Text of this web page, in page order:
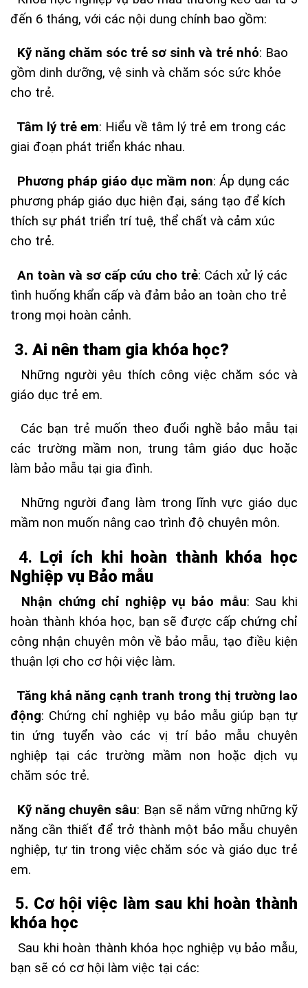
đến 6 tháng, với các nội dung chính bao gồm:
Kỹ năng chăm sóc trẻ sơ sinh và trẻ nhỏ: Bao
gồm dinh dưỡng, vệ sinh và chăm sóc sức khỏe
cho trẻ.
Tâm lý trẻ em: Hiểu về tâm lý trẻ em trong các
giai đoạn phát triển khác nhau.
Phương pháp giáo dục mầm non: Áp dụng các
phương pháp giáo dục hiện đại, sáng tạo để kích
thích sự phát triển trí tuệ, thể chất và cảm xúc
cho trẻ.
An toàn và sơ cấp cứu cho trẻ: Cách xử lý các
tình huống khẩn cấp và đảm bảo an toàn cho trẻ
trong mọi hoàn cảnh.
3. Ai nên tham gia khóa học?
Những người yêu thích công việc chăm sóc và
giáo dục trẻ em.
Các bạn trẻ muốn theo đuổi nghề bảo mẫu tại
các trường mầm non, trung tâm giáo dục hoặc
làm bảo mẫu tại gia đình.
Những người đang làm trong lĩnh vực giáo dục
mầm non muốn nâng cao trình độ chuyên môn.
4. Lợi ích khi hoàn thành khóa học
Nghiệp vụ Bảo mẫu
Nhận chứng chỉ nghiệp vụ bảo mẫu: Sau khi
hoàn thành khóa học, bạn sẽ được cấp chứng chỉ
công nhận chuyên môn về bảo mẫu, tạo điều kiện
thuận lợi cho cơ hội việc làm.
Tăng khả năng cạnh tranh trong thị trường lao
động: Chứng chỉ nghiệp vụ bảo mẫu giúp bạn tự
tin ứng tuyển vào các vị trí bảo mẫu chuyên
nghiệp tại các trường mầm non hoặc dịch vụ
chăm sóc trẻ.
Kỹ năng chuyên sâu: Bạn sẽ nắm vững những kỹ
năng cần thiết để trở thành một bảo mẫu chuyên
nghiệp, tự tin trong việc chăm sóc và giáo dục trẻ
em.
5. Cơ hội việc làm sau khi hoàn thành
khóa học
Sau khi hoàn thành khóa học nghiệp vụ bảo mẫu,
bạn sẽ có cơ hội làm việc tại các: